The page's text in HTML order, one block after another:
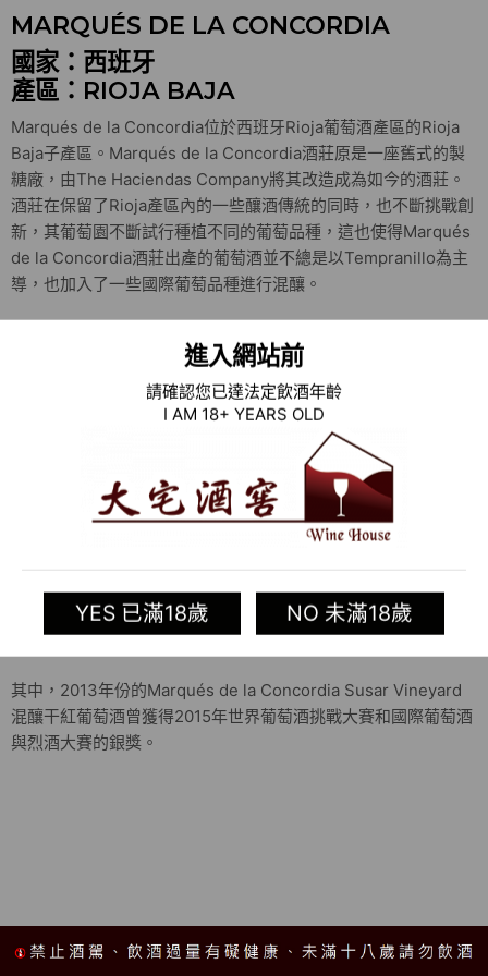
進入網站前
請確認您已達法定飲酒年齡
I AM 18+ YEARS OLD
YES 已滿18歲 NO 未滿18歲
MARQUÉS DE LA CONCORDIA
國家：西班牙
產區：RIOJA BAJA
Marqués de la Concordia位於西班牙Rioja葡萄酒產區的Rioja
Baja子產區。Marqués de la Concordia酒莊原是一座舊式的製
糖廠，由The Haciendas Company將其改造成為如今的酒莊。
酒莊在保留了Rioja產區內的一些釀酒傳統的同時，也不斷挑戰創
新，其葡萄園不斷試行種植不同的葡萄品種，這也使得Marqués
de la Concordia酒莊出產的葡萄酒並不總是以Tempranillo為主
導，也加入了一些國際葡萄品種進行混釀。
拔最高的葡萄園，其海拔高度高達680米。高海拔造成了葡萄園
遭受極端氣候的風險增加，但得益於南北走向，因而使得葡萄園
的光照充足。同時，葡萄園的晝夜溫差大，因而葡萄的成熟狀態
十分良好。如此高海拔的葡萄園一開始並不被看好，但在經營了
接近10年後，其出產的葡萄酒以特別甜美的口感贏得了認同。
目前葡萄園主要種植的葡萄品種為Tempranillo，同時也種植有
Syrah、Merlot、Macabeo和Xarel-Lo等。 Marqués de la
Concordia酒莊目前出產的葡萄酒包括紅葡萄酒、起泡酒和桃紅
Tempranillo、Marqués de la Concordia Susar Vineyard以及
Marqués de la Concordia Concordia MM Seleccion
其中，2013年份的Marqués de la Concordia Susar Vineyard
混釀干紅葡萄酒曾獲得2015年世界葡萄酒挑戰大賽和國際葡萄酒
與烈酒大賽的銀獎。